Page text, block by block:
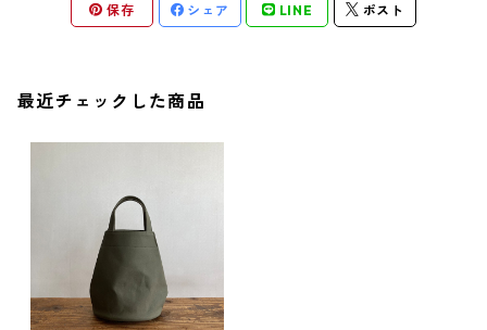
保存 シェア LINE ポスト
最近チェックした商品